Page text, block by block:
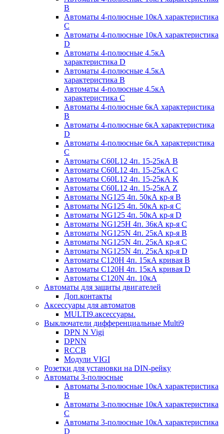
B
Автоматы 4-полюсные 10кА характеристика
C
Автоматы 4-полюсные 10кА характеристика
D
Автоматы 4-полюсные 4.5кА
характеристика D
Автоматы 4-полюсные 4.5кА
характеристика В
Автоматы 4-полюсные 4.5кА
характеристика С
Автоматы 4-полюсные 6кА характеристика
B
Автоматы 4-полюсные 6кА характеристика
D
Автоматы 4-полюсные 6кА характеристика
С
Автоматы C60L12 4п. 15-25кА B
Автоматы C60L12 4п. 15-25кА C
Автоматы C60L12 4п. 15-25кА K
Автоматы C60L12 4п. 15-25кА Z
Автоматы NG125 4п. 50кА кр-я B
Автоматы NG125 4п. 50кА кр-я C
Автоматы NG125 4п. 50кА кр-я D
Автоматы NG125H 4п. 36кА кр-я C
Автоматы NG125N 4п. 25кА кр-я B
Автоматы NG125N 4п. 25кА кр-я C
Автоматы NG125N 4п. 25кА кр-я D
Автоматы С120H 4п. 15кА кривая B
Автоматы С120H 4п. 15кА кривая D
Автоматы С120N 4п. 10кА
Автоматы для защиты двигателей
Доп.контакты
Аксессуары для автоматов
MULTI9.аксессуары.
Выключатели дифференциальные Multi9
DPN N Vigi
DPNN
RCCB
Модули VIGI
Розетки для установки на DIN-рейку
Автоматы 3-полюсные
Автоматы 3-полюсные 10кА характеристика
B
Автоматы 3-полюсные 10кА характеристика
C
Автоматы 3-полюсные 10кА характеристика
D